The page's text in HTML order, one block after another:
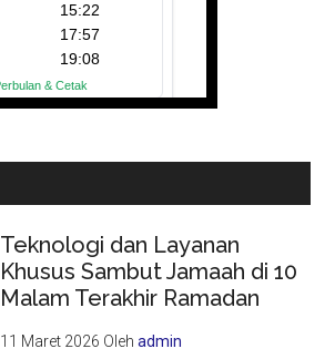
Teknologi dan Layanan
Khusus Sambut Jamaah di 10
Malam Terakhir Ramadan
11 Maret 2026 Olehadmin